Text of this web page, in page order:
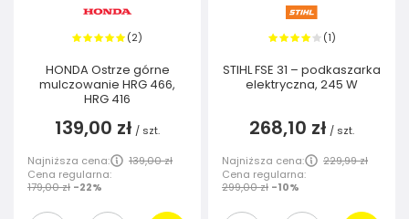
(2)
HONDA Ostrze górne
mulczowanie HRG 466,
HRG 416
139,00 zł / szt.
Najniższa cena:
139,00 zł
Cena regularna:
179,00 zł -22%
(1)
STIHL FSE 31 – podkaszarka
elektryczna, 245 W
268,10 zł / szt.
Najniższa cena:
229,99 zł
Cena regularna:
299,00 zł -10%